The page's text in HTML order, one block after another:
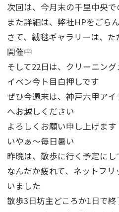
次回は、今月末の千里中央
また詳細は、弊社HPをごら
さて、絨毯ギャラリーは、
開催中
そして22日は、クリーニン
イベン今ト目白押しです
ぜひ今週末は、神戸六甲ア
へお越しください
よろしくお願い申し上げます
いやぁ～毎日暑い
昨晩は、散歩に行く予定にし
なんだか疲れて、ネットフ
いました
散歩3日坊主どころか1日で終